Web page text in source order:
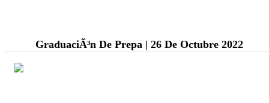
GraduaciÃ³n De Prepa | 26 De Octubre 2022